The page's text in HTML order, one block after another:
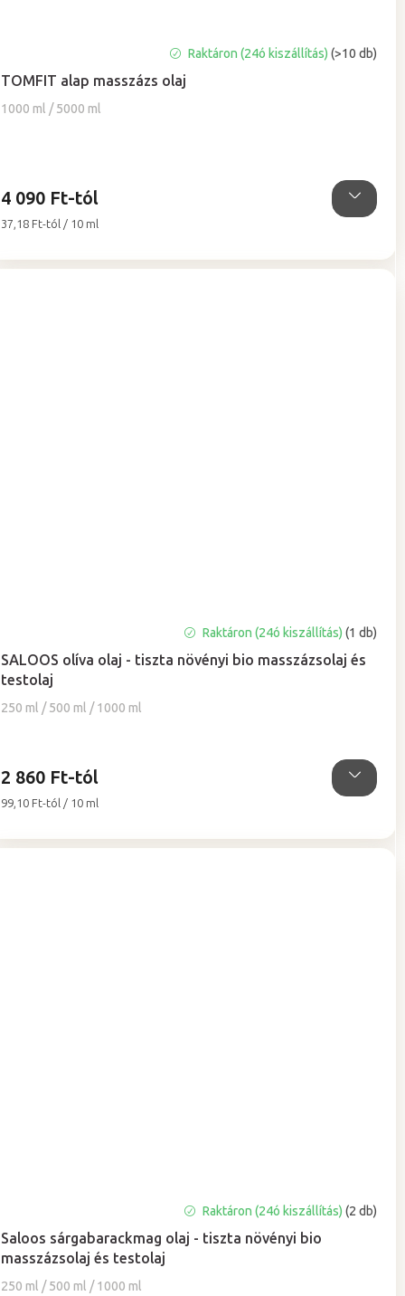
TOMFIT alap masszázs olaj
1000 ml / 5000 ml
átlagos
értékelése
Raktáron (24ó kiszállítás)(>10 db)
4 090 Ft-tól
Egységár:
37,18 Ft-tól / 10 ml
SALOOS olíva olaj - tiszta növényi bio masszázsolaj és
testolaj
250 ml / 500 ml / 1000 ml
átlagos
értékelése
5-
Raktáron (24ó kiszállítás)(1 db)
2 860 Ft-tól
Egységár:
99,10 Ft-tól / 10 ml
Saloos sárgabarackmag olaj - tiszta növényi bio
masszázsolaj és testolaj
250 ml / 500 ml / 1000 ml
termék
átlagos
értékelése
5-
Raktáron (24ó kiszállítás)(2 db)